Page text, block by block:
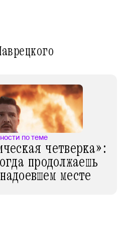
по теме
четверка»:
продолжаешь
месте